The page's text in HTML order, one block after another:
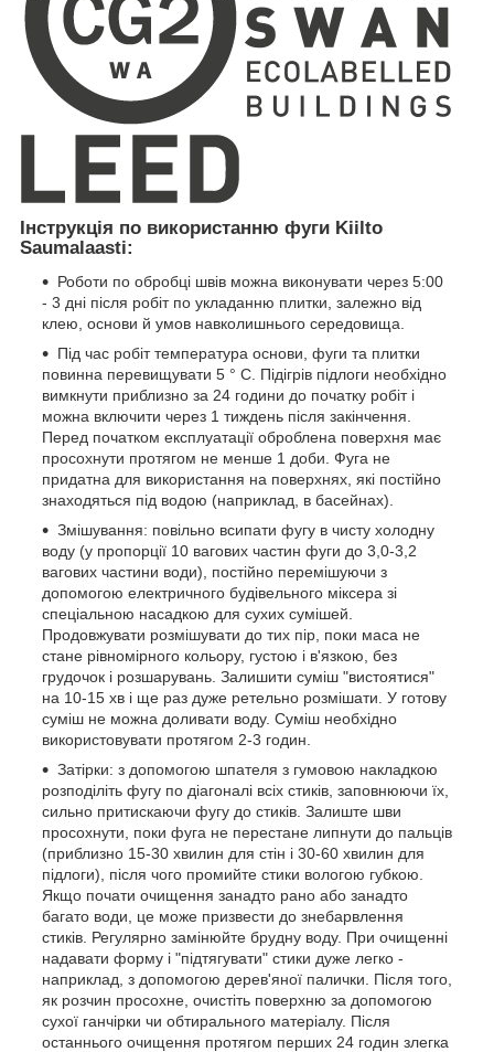
Інструкція по використанню фуги Kiilto
Saumalaasti:
Роботи по обробці швів можна виконувати через 5:00
- 3 дні після робіт по укладанню плитки, залежно від
клею, основи й умов навколишнього середовища.
Під час робіт температура основи, фуги та плитки
повинна перевищувати 5 ° C. Підігрів підлоги необхідно
вимкнути приблизно за 24 години до початку робіт і
можна включити через 1 тиждень після закінчення.
Перед початком експлуатації оброблена поверхня має
просохнути протягом не менше 1 доби. Фуга не
придатна для використання на поверхнях, які постійно
знаходяться під водою (наприклад, в басейнах).
Змішування: повільно всипати фугу в чисту холодну
воду (у пропорції 10 вагових частин фуги до 3,0-3,2
вагових частини води), постійно перемішуючи з
допомогою електричного будівельного міксера зі
спеціальною насадкою для сухих сумішей.
Продовжувати розмішувати до тих пір, поки маса не
стане рівномірного кольору, густою і в'язкою, без
грудочок і розшарувань. Залишити суміш "вистоятися"
на 10-15 хв і ще раз дуже ретельно розмішати. У готову
суміш не можна доливати воду. Суміш необхідно
використовувати протягом 2-3 годин.
Затірки: з допомогою шпателя з гумовою накладкою
розподіліть фугу по діагоналі всіх стиків, заповнюючи їх,
сильно притискаючи фугу до стиків. Залиште шви
просохнути, поки фуга не перестане липнути до пальців
(приблизно 15-30 хвилин для стін і 30-60 хвилин для
підлоги), після чого промийте стики вологою губкою.
Якщо почати очищення занадто рано або занадто
багато води, це може призвести до знебарвлення
стиків. Регулярно замінюйте брудну воду. При очищенні
надавати форму і "підтягувати" стики дуже легко -
наприклад, з допомогою дерев'яної палички. Після того,
як розчин просохне, очистіть поверхню за допомогою
сухої ганчірки чи обтирального матеріалу. Після
останнього очищення протягом перших 24 годин злегка